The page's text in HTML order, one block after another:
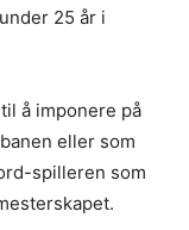
25 år i
å imponere på
eller som
spilleren som